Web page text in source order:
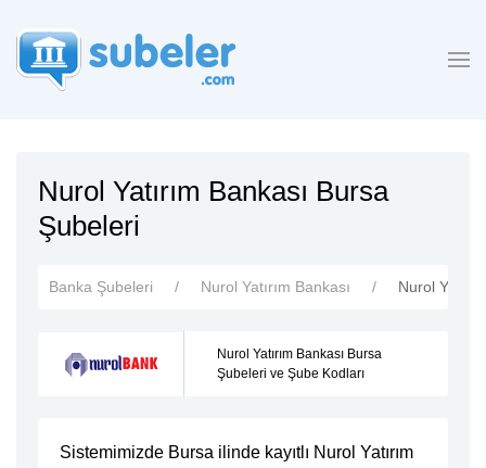
Nurol Yatırım Bankası Bursa
Şubeleri
Banka Şubeleri Nurol Yatırım Bankası Nurol
Nurol Yatırım Bankası Bursa
Şubeleri ve Şube Kodları
Sistemimizde Bursa ilinde kayıtlı Nurol Yatırım